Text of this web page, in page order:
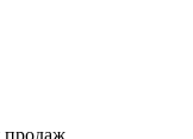
продаж